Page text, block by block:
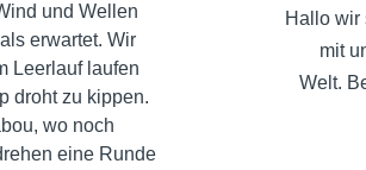
und Wellen
erwartet. Wir
Leerlauf laufen
droht zu kippen.
wo noch
eine Runde
Hallo wir
mit
Welt.